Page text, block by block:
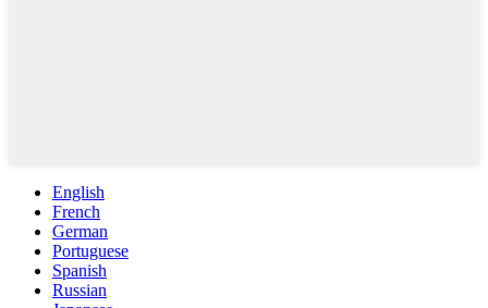
English
French
German
Portuguese
Spanish
Russian